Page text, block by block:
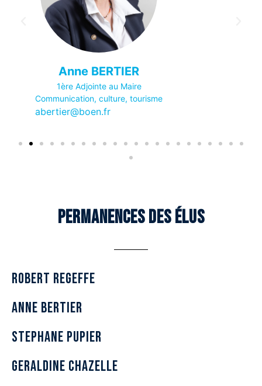
Anne BERTIER
1ère Adjointe au Maire
Communication, culture, tourisme
abertier@boen.fr
Permanences des Élus
Robert REGEFFE
anne bertier
stephane pupier
geraldine chazelle